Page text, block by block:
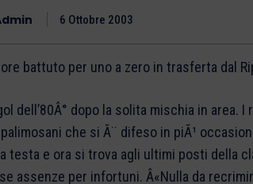
6 Ottobre 2003
battuto per uno a zero in trasferta dal
dell’80Â° dopo la solita mischia in area.
che si Ã¨ difeso in piÃ¹
testa e ora si trova agli ultimi posti della
assenze per infortuni. Â«Nulla da